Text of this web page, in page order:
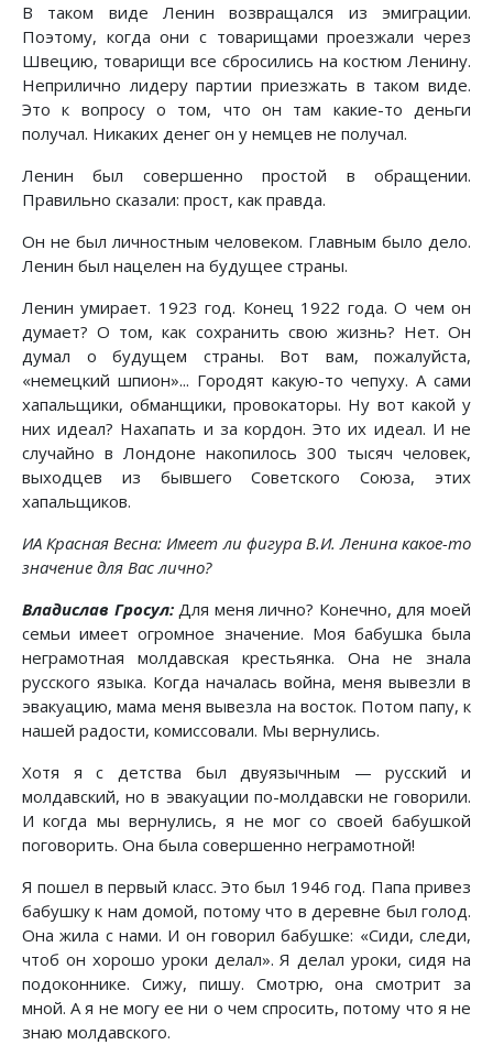
В таком виде Ленин возвращался из эмиграции.
Поэтому, когда они с товарищами проезжали через
Швецию, товарищи все сбросились на костюм Ленину.
Неприлично лидеру партии приезжать в таком виде.
Это к вопросу о том, что он там какие-то деньги
получал. Никаких денег он у немцев не получал.
Ленин был совершенно простой в обращении.
Правильно сказали: прост, как правда.
Он не был личностным человеком. Главным было дело.
Ленин был нацелен на будущее страны.
Ленин умирает. 1923 год. Конец 1922 года. О чем он
думает? О том, как сохранить свою жизнь? Нет. Он
думал о будущем страны. Вот вам, пожалуйста,
«немецкий шпион»... Городят какую-то чепуху. А сами
хапальщики, обманщики, провокаторы. Ну вот какой у
них идеал? Нахапать и за кордон. Это их идеал. И не
случайно в Лондоне накопилось 300 тысяч человек,
выходцев из бывшего Советского Союза, этих
хапальщиков.
ИА Красная Весна: Имеет ли фигура В.И. Ленина какое-то
значение для Вас лично?
Владислав Гросул:Для меня лично? Конечно, для моей
семьи имеет огромное значение. Моя бабушка была
неграмотная молдавская крестьянка. Она не знала
русского языка. Когда началась война, меня вывезли в
эвакуацию, мама меня вывезла на восток. Потом папу, к
нашей радости, комиссовали. Мы вернулись.
Хотя я с детства был двуязычным — русский и
молдавский, но в эвакуации по-молдавски не говорили.
И когда мы вернулись, я не мог со своей бабушкой
поговорить. Она была совершенно неграмотной!
Я пошел в первый класс. Это был 1946 год. Папа привез
бабушку к нам домой, потому что в деревне был голод.
Она жила с нами. И он говорил бабушке: «Сиди, следи,
чтоб он хорошо уроки делал». Я делал уроки, сидя на
подоконнике. Сижу, пишу. Смотрю, она смотрит за
мной. А я не могу ее ни о чем спросить, потому что я не
знаю молдавского.